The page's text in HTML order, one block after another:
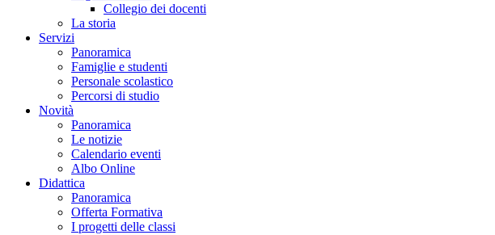
Collegio dei docenti
La storia
Servizi
Panoramica
Famiglie e studenti
Personale scolastico
Percorsi di studio
Novità
Panoramica
Le notizie
Calendario eventi
Albo Online
Didattica
Panoramica
Offerta Formativa
I progetti delle classi